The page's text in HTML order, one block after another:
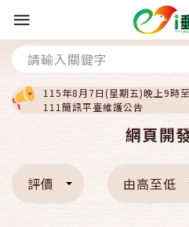
115年8月7日(星期五)晚上9時
111簡訊平臺維護公告
網頁開
評價 由高至低